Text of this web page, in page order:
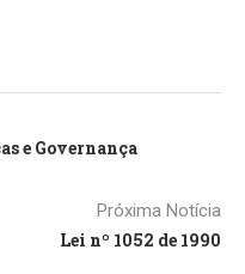
e Governança
Próxima Notícia
Lei nº 1052 de 1990